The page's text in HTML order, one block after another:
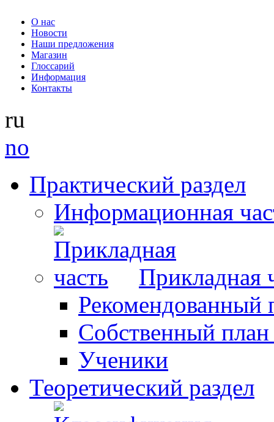
О нас
Новости
Наши предложения
Магазин
Глоссарий
Информация
Контакты
ru
no
Практический раздел
Информационная
Прикладная
Рекомендованный
Собственный
Ученики
Теоретический раздел